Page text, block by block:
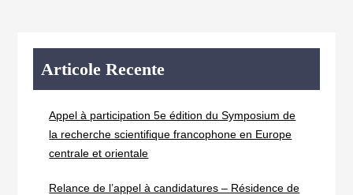
Articole Recente
Appel à participation 5e édition du Symposium de
la recherche scientifique francophone en Europe
centrale et orientale
Relance de l’appel à candidatures – Résidence de